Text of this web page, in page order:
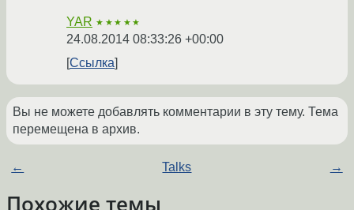
YAR ★★★★★
24.08.2014 08:33:26 +00:00
Ссылка
Вы не можете добавлять комментарии в эту тему. Тема
перемещена в архив.
← Talks →
Похожие темы